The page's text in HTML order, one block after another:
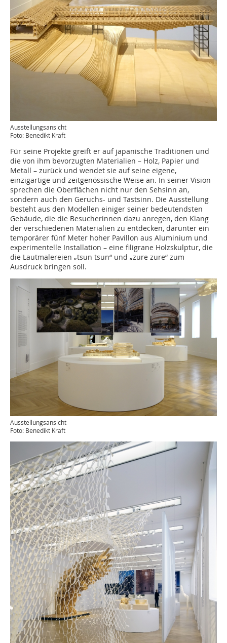
Ausstellungsansicht
Foto: Benedikt Kraft
Für seine Projekte greift er auf japanische Traditionen und
die von ihm bevorzugten Materialien – Holz, Papier und
Metall – zurück und wendet sie auf seine eigene,
einzigartige und zeitgenössische Weise an. In seiner Vision
sprechen die Oberflächen nicht nur den Sehsinn an,
sondern auch den Geruchs- und Tastsinn. Die Ausstellung
besteht aus den Modellen einiger seiner bedeutendsten
Gebäude, die die Besucherinnen dazu anregen, den Klang
der verschiedenen Materialien zu entdecken, darunter ein
temporärer fünf Meter hoher Pavillon aus Aluminium und
experimentelle Installation – eine filigrane Holzskulptur, die
die Lautmalereien „tsun tsun“ und „zure zure“ zum
Ausdruck bringen soll.
Ausstellungsansicht
Foto: Benedikt Kraft